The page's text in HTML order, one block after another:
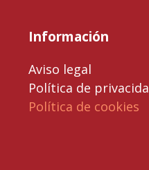
Información
Aviso legal
Política de
Política de cookies